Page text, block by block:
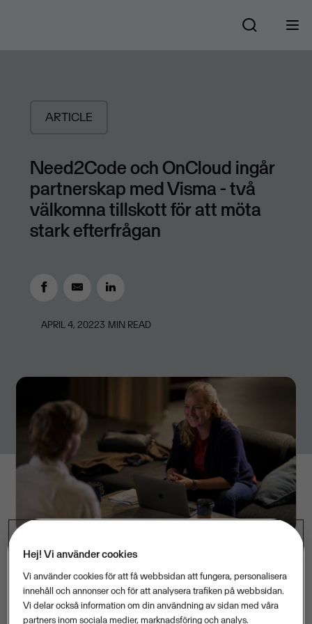
ARTICLE
Need2Code och OnCloud ingår
partnerskap med Visma - två
välkomna tillskott för att möta
stark efterfrågan
APRIL 4, 20223 MIN READ
Need2Code och OnCloud ansluter till vårt omfattande
partnerprogram där kunskap och förståelse för hur det
Hej! Vi använder cookies
Vi använder cookies för att få webbsidan att fungera, personalisera
innehåll och annonser och för att analysera trafiken på webbsidan.
Vi delar också information om din användning av sidan med våra
partners inom sociala medier, marknadsföring och analys.